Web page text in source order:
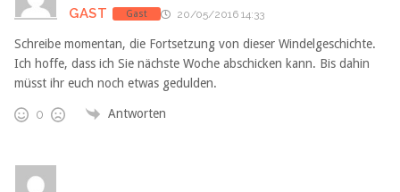
GAST Gast 20/05/2016 14:33
Schreibe momentan, die Fortsetzung von dieser Windelgeschichte.
Ich hoffe, dass ich Sie nächste Woche abschicken kann. Bis dahin
müsst ihr euch noch etwas gedulden.
0 Antworten